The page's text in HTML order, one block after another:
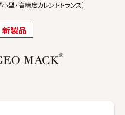
型・高精度カレントトランス）
新製品